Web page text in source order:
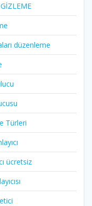
düzenleme
Türleri
ücretsiz